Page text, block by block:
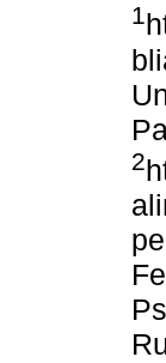
1
2